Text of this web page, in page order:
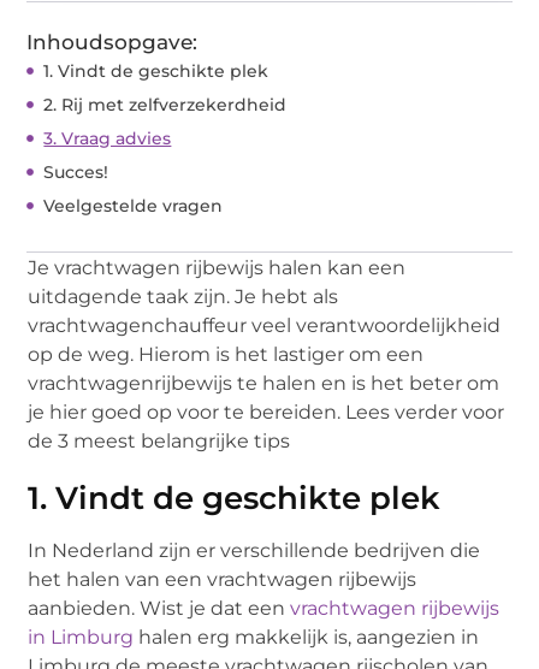
Inhoudsopgave:
1. Vindt de geschikte plek
2. Rij met zelfverzekerdheid
3. Vraag advies
Succes!
Veelgestelde vragen
Je vrachtwagen rijbewijs halen kan een
uitdagende taak zijn. Je hebt als
vrachtwagenchauffeur veel verantwoordelijkheid
op de weg. Hierom is het lastiger om een
vrachtwagenrijbewijs te halen en is het beter om
je hier goed op voor te bereiden. Lees verder voor
de 3 meest belangrijke tips
1. Vindt de geschikte plek
In Nederland zijn er verschillende bedrijven die
het halen van een vrachtwagen rijbewijs
aanbieden. Wist je dat eenvrachtwagen rijbewijs
in Limburg halen erg makkelijk is, aangezien in